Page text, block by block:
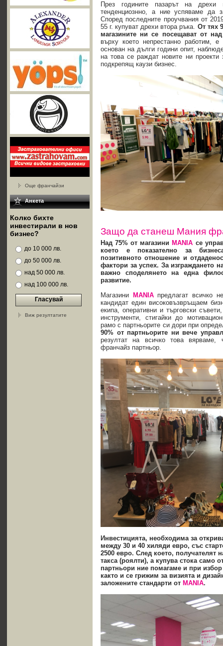
Още франчайзи
Анкета
Колко бихте
инвестирали в нов
бизнес?
до 10 000 лв.
до 50 000 лв.
над 50 000 лв.
над 100 000 лв.
Гласувай
Виж резултатите
През годините пазарът на дрехи
тенденциознно, а ние успяваме да
Според последните проучвания от
55 г. купуват дрехи втора ръка. От тях
магазините ни се посещават от
върху което непрестанно работим,
основан на дълги години опит,
на това се раждат новите ни проекти
подкрепящ каузи бизнес.
Защо да станеш Мания
Над 75% от магазини MANIA се
което е показателно за
позитивното отношение и
фактори за успех. За изграждането
важно споделянето на една
развитие.
Магазини
MANIA предлагат всичко
кандидат един високовъзвръщаем
екипа, оперативни и търговски
инструменти, стигайки до
рамо с партньорите си дори при
90% от партньорите ни вече
резултат на всичко това
франчайз партньор.
Инвестицията, необходима за
между 30 и 40 хиляди евро, със с
2500 евро. След което, получателят
такса (роялти), а купува стока само
партньори ние помагаме и при
както и се грижим за визията и
заложените стандарти от MANIA.